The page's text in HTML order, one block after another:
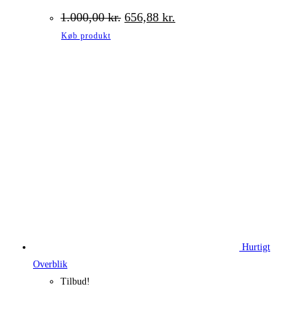
1.000,00kr. Den
oprindelige
656,88 kr.
aktuelle
Køb produkt
Hurtigt
Overblik
Tilbud!